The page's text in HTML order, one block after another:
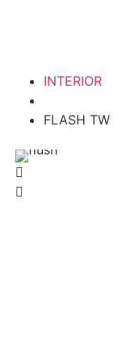
INTERIOR
FLASH TW